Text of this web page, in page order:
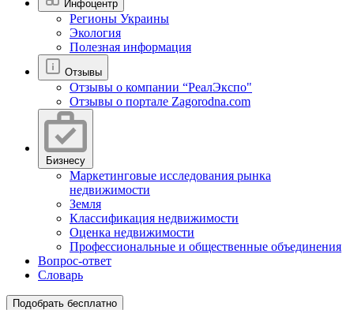
Инфоцентр
Регионы Украины
Экология
Полезная информация
Отзывы
Отзывы о компании “РеалЭкспо"
Отзывы о портале Zagorodna.com
Бизнесу
Маркетинговые исследования рынка
недвижимости
Земля
Классификация недвижимости
Оценка недвижимости
Профессиональные и общественные объединения
Вопрос-ответ
Словарь
Подобрать бесплатно